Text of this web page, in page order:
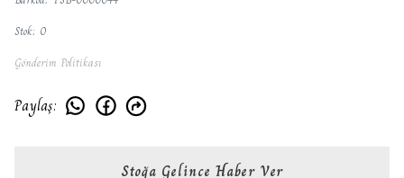
Stok: 0
Gönderim Politikası
Paylaş:
Stoğa Gelince Haber Ver